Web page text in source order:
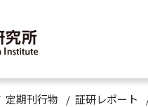
定期刊行物 証研レポート